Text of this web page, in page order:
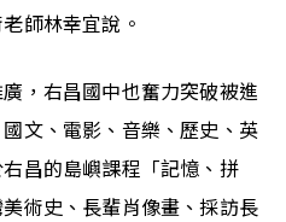
師林幸宜說。
，右昌國中也奮力突破被進
文、電影、音樂、歷史、英
昌的島嶼課程「記憶、拼
術史、長輩肖像畫、採訪長